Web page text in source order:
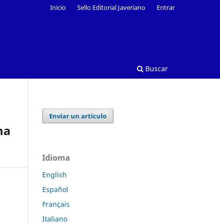
Buscar
Inicio Sello Editorial Javeriano Entrar
Enviar un artículo
Idioma
English
Español
Français
Italiano